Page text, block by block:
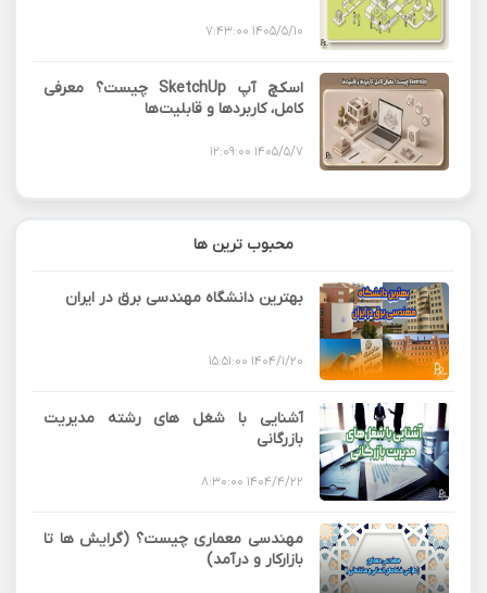
1405/5/10 7:43:00
اسکچ آپ SketchUp چیست؟ معرفی
کامل، کاربردها و قابلیت‌ها
1405/5/7 12:09:00
محبوب ترین ها
بهترین دانشگاه مهندسی برق در ایران
1404/1/20 15:51:00
آشنایی با شغل های رشته مدیریت
بازرگانی
1404/4/22 8:30:00
مهندسی معماری چیست؟ (گرایش ها تا
بازارکار و درآمد)